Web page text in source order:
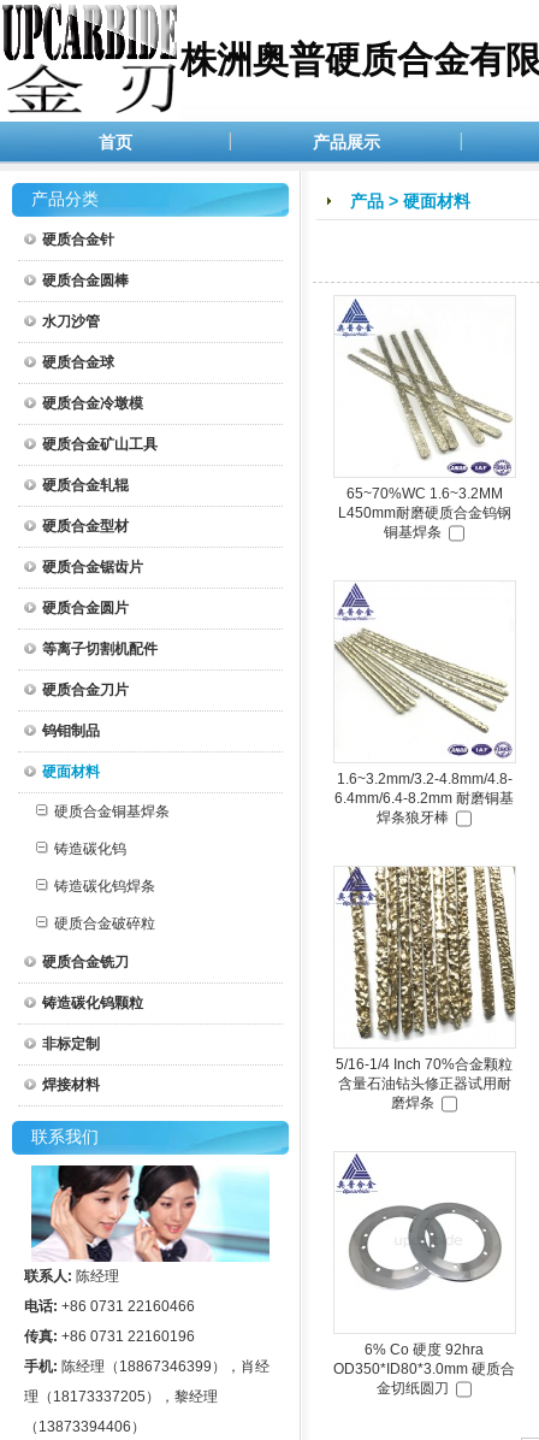
株洲奥普硬质合金有
首页 产品展示
产品分类
硬质合金针
硬质合金圆棒
水刀沙管
硬质合金球
硬质合金冷墩模
硬质合金矿山工具
硬质合金轧辊
硬质合金型材
硬质合金锯齿片
硬质合金圆片
等离子切割机配件
硬质合金刀片
钨钼制品
硬面材料
硬质合金铜基焊条
铸造碳化钨
铸造碳化钨焊条
硬质合金破碎粒
硬质合金铣刀
铸造碳化钨颗粒
非标定制
焊接材料
联系我们
联系人: 陈经理
电话: +86 0731 22160466
传真: +86 0731 22160196
手机: 陈经理（18867346399），肖经
理（18173337205），黎经理
（13873394406）
产品 > 硬面材料
65~70%WC 1.6~3.2MM
L450mm耐磨硬质合金钨钢
铜基焊条
1.6~3.2mm/3.2-4.8mm/4.8-
6.4mm/6.4-8.2mm 耐磨铜基
焊条狼牙棒
5/16-1/4 Inch 70%合金颗粒
含量石油钻头修正器试用耐
磨焊条
6% Co 硬度 92hra
OD350*ID80*3.0mm 硬质合
金切纸圆刀